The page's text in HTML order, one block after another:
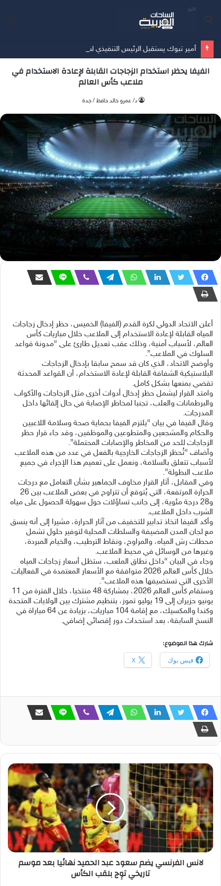
الفيفا يحظر استخدام الزجاجات القابلة لإعادة الاستخدام في
ملاعب كأس العالم
د/ عمرو خالد حافظ / جدة
أعلن الاتحاد الدولي لكرة القدم (الفيفا) الخميس، حظر إدخال زجاجات
المياه القابلة لإعادة الاستخدام إلى الملاعب خلال مباريات كأس
العالم، لأسباب أمنية، وذلك عقب تعديل طارئ على “مدونة قواعد
السلوك في الملاعب”.
وأوضح الاتحاد، الذي كان قد سمح سابقا بإدخال الزجاجات
البلاستيكية الشفافة القابلة لإعادة الاستخدام، أن القواعد المحدثة
تقضي بمنعها بشكل كامل.
وامتد القرار ليشمل حظر إدخال أدوات أخرى مثل الزجاجات والأكواب
والبرطمانات والعلب، تجنبا لمخاطر الإصابة في حال إلقائها داخل
المدرجات.
وقال الفيفا في بيان “يلتزم الفيفا بحماية صحة وسلامة اللاعبين
والحكام والمشجعين والمتطوعين والموظفين، وقد جاء قرار حظر
الزجاجات للحد من المخاطر والإصابات المحتملة”.
وأضاف “تُحظر الزجاجات الخارجية بالفعل في عدد من هذه الملاعب
لأسباب تتعلق بالسلامة، ونعمل على تعميم هذا الإجراء في جميع
ملاعب البطولة”.
وفي المقابل، أثار القرار مخاوف الجماهير بشأن التعامل مع درجات
الحرارة المرتفعة، التي يُتوقع أن تتراوح في بعض الملاعب بين 26
و28 درجة مئوية، إلى جانب تساؤلات حول سهولة الحصول على مياه
الشرب داخل الملاعب.
وأكد الفيفا اتخاذ تدابير للتخفيف من آثار الحرارة، مشيرا إلى أنه ينسق
مع لجان المدن المضيفة والسلطات المحلية لتوفير حلول تشمل
محطات رش المياه، والمراوح، ونقاط الترطيب، والخيام المبردة،
وغيرها من الوسائل في محيط الملاعب.
وجاء في البيان “داخل نطاق الملعب، ستظل أسعار زجاجات المياه
خلال كأس العالم 2026 متوافقة مع الأسعار المعتمدة في الفعاليات
الأخرى التي تستضيفها هذه الملاعب”.
وستقام كأس العالم 2026، بمشاركة 48 منتخبا، خلال الفترة من 11
يونيو حزيران إلى 19 يوليو تموز، بتنظيم مشترك بين الولايات المتحدة
وكندا والمكسيك، مع إقامة 104 مباريات، بزيادة عن 64 مباراة في
النسخ السابقة، بعد استحداث دور إقصائي إضافي.
شارك هذا الموضوع:
فيس بوك X
لانس الفرنسي يضم سعود عبد الحميد نهائيا بعد موسم
تاريخي توِج بلقب الكأس